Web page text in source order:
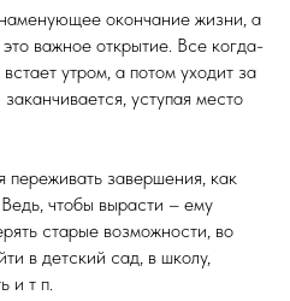
окончание жизни, а
важное открытие. Все когда-
утром, а потом уходит за
уступая место
переживать завершения, как
чтобы вырасти – ему
старые возможности, во
в детский сад, в школу,
и т п.